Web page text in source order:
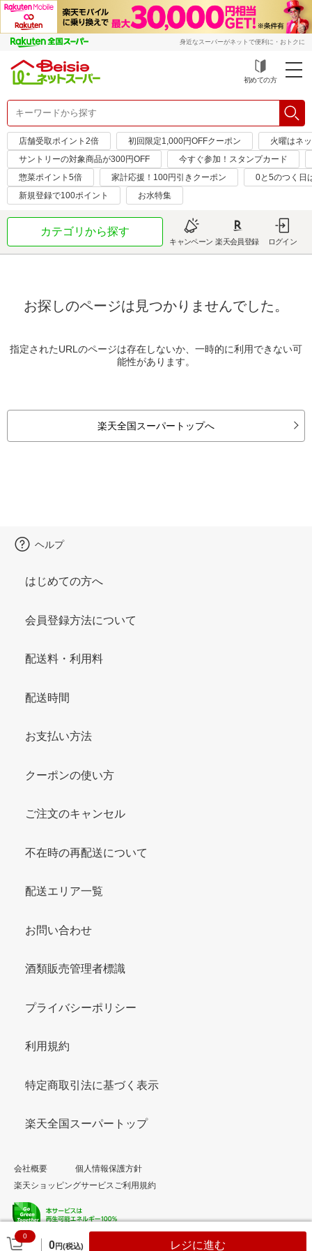
身近なスーパーがネットで便利に・おトクに
初めての方
店舗受取ポイント2倍 初回限定1,000円OFFクーポン
火曜はネ
サントリーの対象商品が300円OFF
今すぐ参加！スタンプカード
惣菜ポイント5倍
家計応援！100円引きクーポン
0と5のつく日
新規登録で100ポイント
お水特集
カテゴリから探す
キャンペーン 楽天会員登録 ログイン
お探しのページは見つかりませんでした。
指定されたURLのページは存在しないか、一時的に利用できない可
能性があります。
楽天全国スーパートップへ
0
0円(税込) レジに進む
ヘルプ
はじめての方へ
会員登録方法について
配送料・利用料
配送時間
お支払い方法
クーポンの使い方
ご注文のキャンセル
不在時の再配送について
配送エリア一覧
お問い合わせ
酒類販売管理者標識
プライバシーポリシー
利用規約
特定商取引法に基づく表示
楽天全国スーパートップ
会社概要
個人情報保護方針
楽天ショッピングサービスご利用規約
© Rakuten Group, Inc.